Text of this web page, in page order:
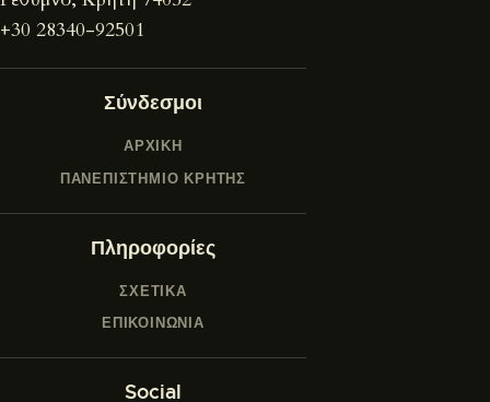
+30 28340-92501
Σύνδεσμοι
ΑΡΧΙΚΉ
ΠΑΝΕΠΙΣΤΉΜΙΟ ΚΡΉΤΗΣ
Πληροφορίες
ΣΧΕΤΙΚΆ
ΕΠΙΚΟΙΝΩΝΊΑ
Social